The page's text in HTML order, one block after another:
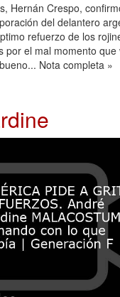
Hernán Crespo,
del delantero
refuerzo de los
por el mal momento que
Nota completa »